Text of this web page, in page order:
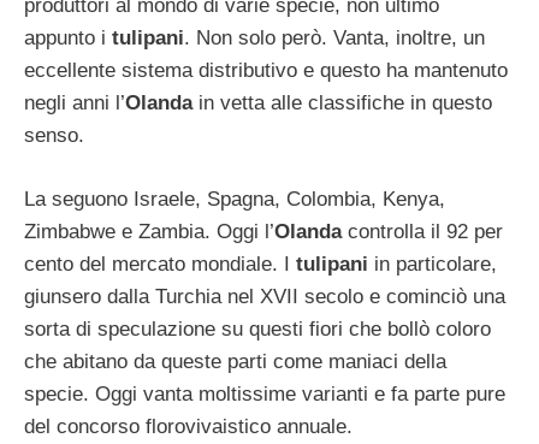
produttori al mondo di varie specie, non ultimo
appunto i tulipani. Non solo però. Vanta, inoltre, un
eccellente sistema distributivo e questo ha mantenuto
negli anni l’Olanda in vetta alle classifiche in questo
senso.
La seguono Israele, Spagna, Colombia, Kenya,
Zimbabwe e Zambia. Oggi l’Olandacontrolla il 92 per
cento del mercato mondiale. I tulipani in particolare,
giunsero dalla Turchia nel XVII secolo e cominciò una
sorta di speculazione su questi fiori che bollò coloro
che abitano da queste parti come maniaci della
specie. Oggi vanta moltissime varianti e fa parte pure
del concorso florovivaistico annuale.